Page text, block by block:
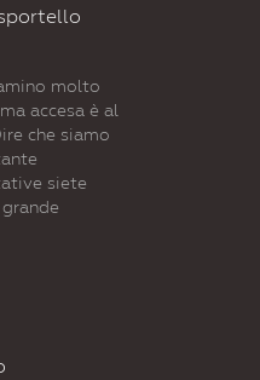
molto
accesa è al
che siamo
siete